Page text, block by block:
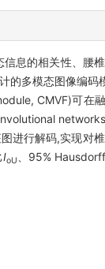
息的相关性、腰
的多模态图像编
CMVF)可在
行解码,实现对
IoU 、95%